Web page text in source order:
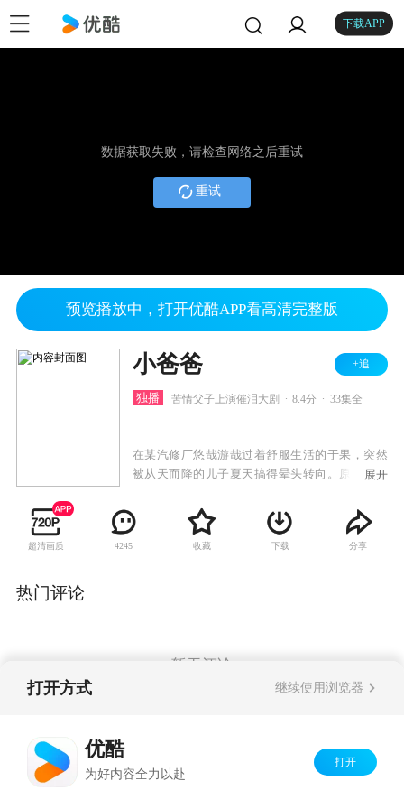
下载APP
数据获取失败，请检查网络之后重试
重试
预览播放中，打开优酷APP看高清完整版
小爸爸 +追
独播 苦情父子上演催泪大剧 8.4分 33集全
在某汽修厂悠哉游哉过着舒服生活的于果，突然
被从天而降的儿子夏天搞得晕头转向。原来当年
坦福高才生夏小白共谱了一段短暂的恋情。此去
经年，夏小白车祸身亡，夏天从妈妈遗物中得知
于果的信息，于是自作主张来北京找爸爸。原以
展开
超清画质 4245 收藏 下载 分享
热门评论
暂无评论
打开方式 继续使用浏览器
优酷
为好内容全力以赴
打开